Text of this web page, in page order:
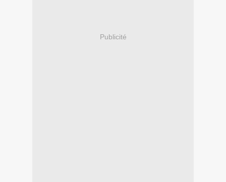
Publicité